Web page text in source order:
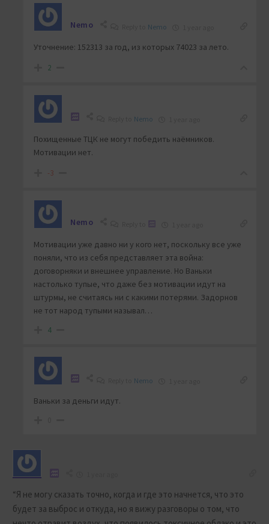
Nemo Nemo
Уточнение: 152313 за год, из которых 74023 за лето.
2
Nemo
Похищенные ТЦК не могут победить наёмников.
Мотивации нет.
-3
Nemo
Мотивации уже давно ни у кого нет, поскольку все уже
поняли, что из себя представляет эта война:
договорняки и внешнее управление. Но Ваньки
настолько тупые, что даже без мотивации идут на
штурмы, не считаясь ни с какими потерями. Задорнов
не тот народ тупыми называл…
4
Nemo
Ваньки за деньги идут.
“Я не могу сказать точно, когда и где это начнется, что это
будет за выброс и откуда, но я вижу разговоры о том, что